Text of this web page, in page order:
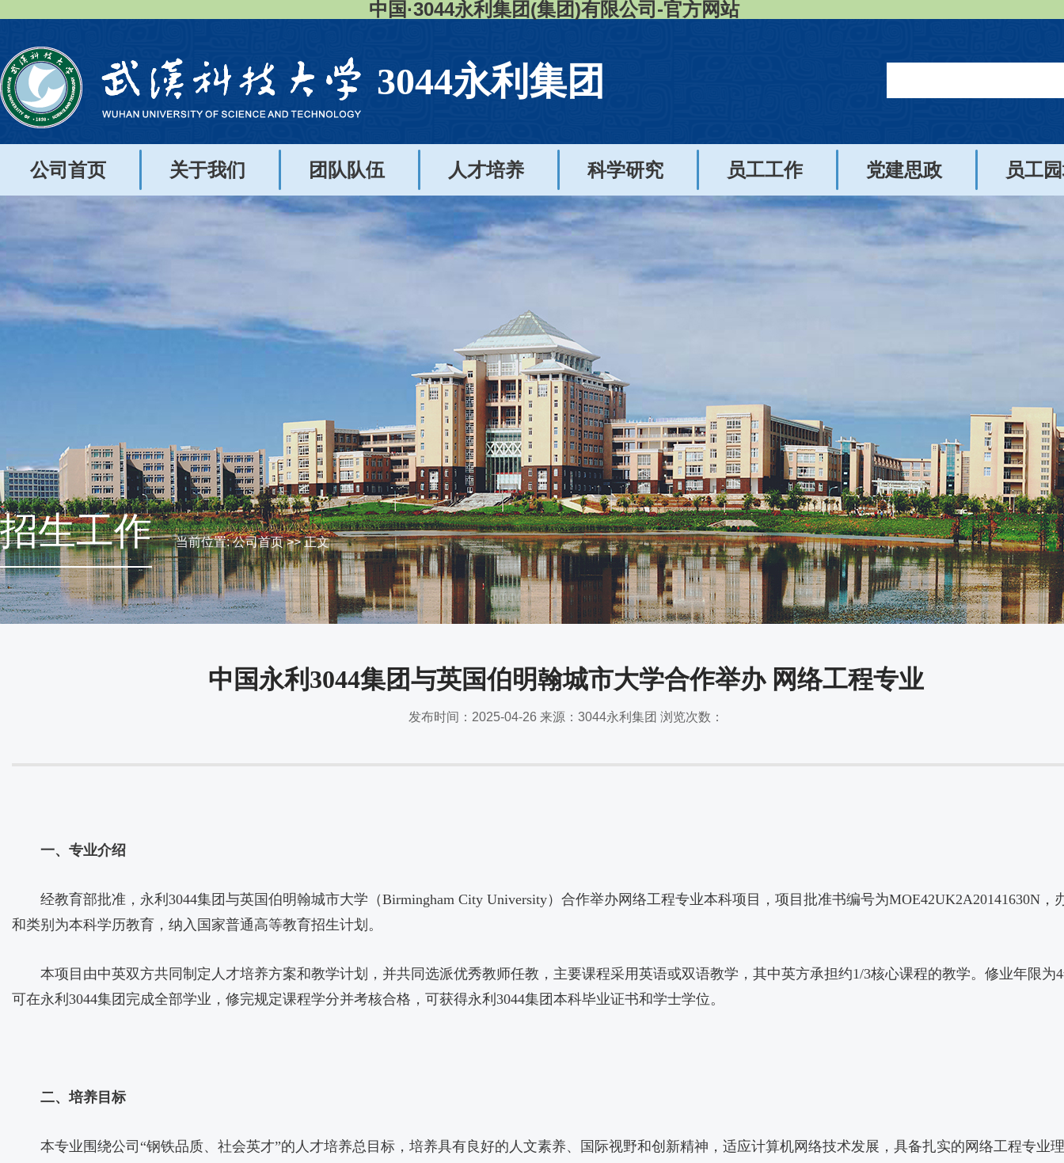
中国·3044永利集团(集团)有限公司-官方网站
3044永利集团
公司首页 关于我们 团队队伍 人才培养 科学研究 员工工作 党建思政 员工
招生工作 当前位置:公司首页>> 正文
中国永利3044集团与英国伯明翰城市大学合作举办 网络工程专业
发布时间：2025-04-26 来源：3044永利集团 浏览次数：
一、专业介绍
经教育部批准，永利3044集团与英国伯明翰城市大学（Birmingham City University）合作举办网络工程专业本科项目，项目批准书编号为MOE42UK2A20141630N，
和类别为本科学历教育，纳入国家普通高等教育招生计划。
本项目由中英双方共同制定人才培养方案和教学计划，并共同选派优秀教师任教，主要课程采用英语或双语教学，其中英方承担约1/3核心课程的教学。修业年限为
可在永利3044集团完成全部学业，修完规定课程学分并考核合格，可获得永利3044集团本科毕业证书和学士学位。
二、培养目标
本专业围绕公司“钢铁品质、社会英才”的人才培养总目标，培养具有良好的人文素养、国际视野和创新精神，适应计算机网络技术发展，具备扎实的网络工程专业